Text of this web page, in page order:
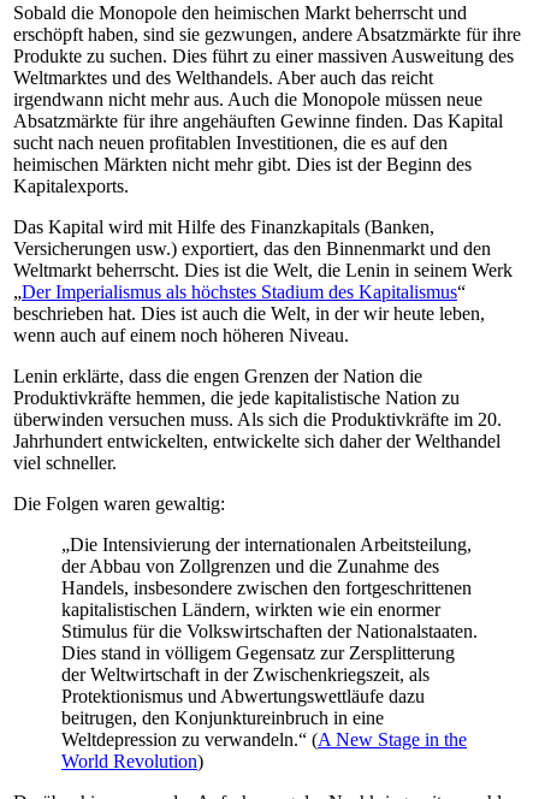
Sobald die Monopole den heimischen Markt beherrscht und
erschöpft haben, sind sie gezwungen, andere Absatzmärkte für ihre
Produkte zu suchen. Dies führt zu einer massiven Ausweitung des
Weltmarktes und des Welthandels. Aber auch das reicht
irgendwann nicht mehr aus. Auch die Monopole müssen neue
Absatzmärkte für ihre angehäuften Gewinne finden. Das Kapital
sucht nach neuen profitablen Investitionen, die es auf den
heimischen Märkten nicht mehr gibt. Dies ist der Beginn des
Kapitalexports.
Das Kapital wird mit Hilfe des Finanzkapitals (Banken,
Versicherungen usw.) exportiert, das den Binnenmarkt und den
Weltmarkt beherrscht. Dies ist die Welt, die Lenin in seinem Werk
„Der Imperialismus als höchstes Stadium des Kapitalismus“
beschrieben hat. Dies ist auch die Welt, in der wir heute leben,
wenn auch auf einem noch höheren Niveau.
Lenin erklärte, dass die engen Grenzen der Nation die
Produktivkräfte hemmen, die jede kapitalistische Nation zu
überwinden versuchen muss. Als sich die Produktivkräfte im 20.
Jahrhundert entwickelten, entwickelte sich daher der Welthandel
viel schneller.
Die Folgen waren gewaltig:
„Die Intensivierung der internationalen Arbeitsteilung,
der Abbau von Zollgrenzen und die Zunahme des
Handels, insbesondere zwischen den fortgeschrittenen
kapitalistischen Ländern, wirkten wie ein enormer
Stimulus für die Volkswirtschaften der Nationalstaaten.
Dies stand in völligem Gegensatz zur Zersplitterung
der Weltwirtschaft in der Zwischenkriegszeit, als
Protektionismus und Abwertungswettläufe dazu
beitrugen, den Konjunktureinbruch in eine
Weltdepression zu verwandeln.“ (A New Stage in the
World Revolution)